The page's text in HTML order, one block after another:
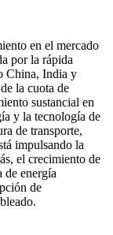
en el mercado
por la rápida
China, India y
la cuota de
sustancial en
y la tecnología de
de transporte,
impulsando la
el crecimiento de
de energía
de